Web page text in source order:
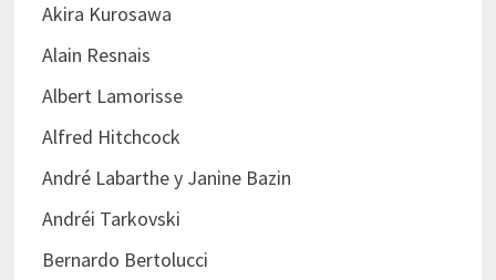
Akira Kurosawa
Alain Resnais
Albert Lamorisse
Alfred Hitchcock
André Labarthe y Janine Bazin
Andréi Tarkovski
Bernardo Bertolucci